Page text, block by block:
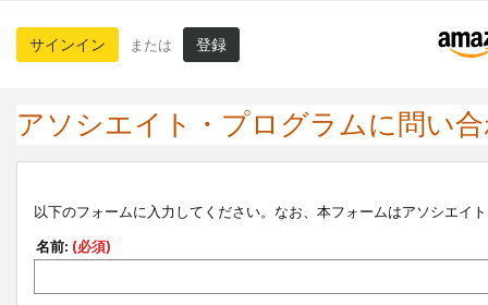
サインイン または 登録
アソシエイト・プログラムに問い
以下のフォームに入力してください。なお、本フォームはアソシエイ
名前: (必須)